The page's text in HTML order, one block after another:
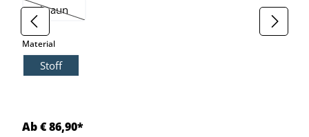
braun
(Diese Option ist zurzeit nicht verfügbar.)
Materialauswählen
Stoff
Ab € 86,90*